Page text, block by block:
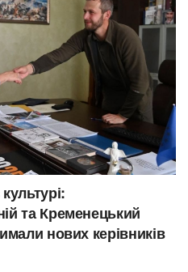
та Кременецький
нових керівників